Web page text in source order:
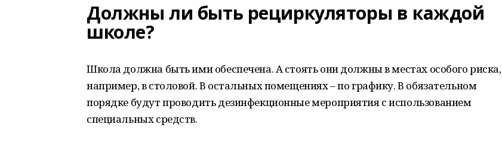
Должны ли быть рециркуляторы в каждой
школе?
Школа должна быть ими обеспечена. А стоять они должны в местах особого риска,
например, в столовой. В остальных помещениях – по графику. В обязательном
порядке будут проводить дезинфекционные мероприятия с использованием
специальных средств.